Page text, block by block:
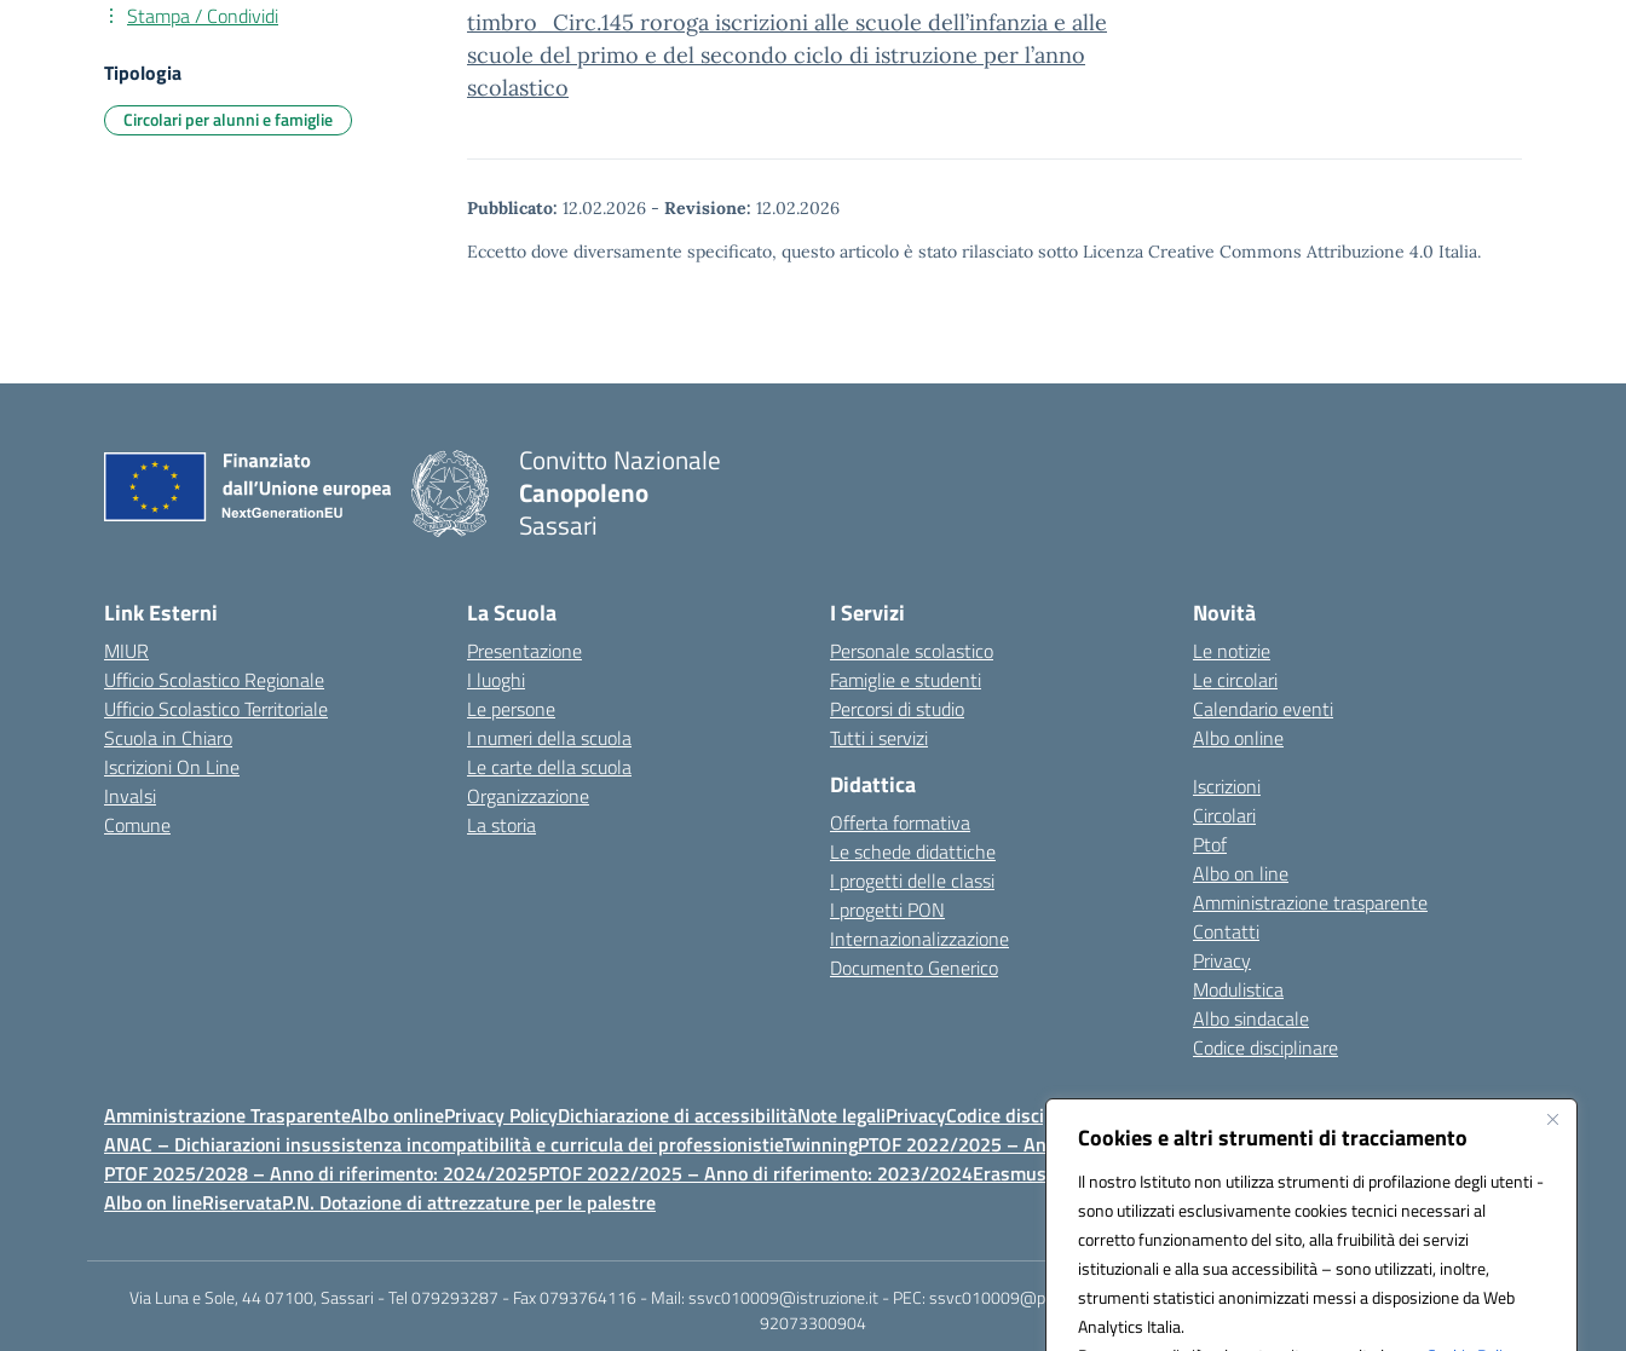
Cookies e altri strumenti di tracciamento
Il nostro Istituto non utilizza strumenti di profilazione degli utenti -
sono utilizzati esclusivamente cookies tecnici necessari al
corretto funzionamento del sito, alla fruibilità dei servizi
istituzionali e alla sua accessibilità – sono utilizzati, inoltre,
strumenti statistici anonimizzati messi a disposizione da Web
Analytics Italia.
timbro_Circ.145 roroga iscrizioni alle scuole dell’infanzia e alle
scuole del primo e del secondo ciclo di istruzione per l’anno
scolastico
Pubblicato: 12.02.2026 - Revisione: 12.02.2026
Eccetto dove diversamente specificato, questo articolo è stato rilasciato sotto Licenza Creative Commons Attribuzione 4.0 Italia.
Stampa / Condividi
Tipologia
Circolari per alunni e famiglie
Convitto Nazionale
Canopoleno
Sassari
Link Esterni
MIUR
Ufficio Scolastico Regionale
Ufficio Scolastico Territoriale
Scuola in Chiaro
Iscrizioni On Line
Invalsi
Comune
La Scuola
Presentazione
I luoghi
Le persone
I numeri della scuola
Le carte della scuola
Organizzazione
La storia
I Servizi
Personale scolastico
Famiglie e studenti
Percorsi di studio
Tutti i servizi
Didattica
Offerta formativa
Le schede didattiche
I progetti delle classi
I progetti PON
Internazionalizzazione
Documento Generico
Novità
Le notizie
Le circolari
Calendario eventi
Albo online
Iscrizioni
Circolari
Ptof
Albo on line
Amministrazione trasparente
Contatti
Privacy
Modulistica
Albo sindacale
Codice disciplinare
Amministrazione TrasparenteAlbo onlinePrivacy PolicyDichiarazione di accessibilitàNote legaliPrivacyCodice disciplinare e di comportamento
ANAC – Dichiarazioni insussistenza incompatibilità e curricula dei professionistieTwinningPTOF 2022/2025 – Anno di riferimento: 2024/2025
PTOF 2025/2028 – Anno di riferimento: 2024/2025PTOF 2022/2025 – Anno di riferimento: 2023/2024Erasmus PTOF 2025/2028 – Anno di riferimento: 2025/2026
Albo on lineRiservataP.N. Dotazione di attrezzature per le palestre
Via Luna e Sole, 44 07100, Sassari - Tel 079293287 - Fax 0793764116 - Mail: ssvc010009@istruzione.it - PEC: ssvc010009@pec.istruzione.it - C.F. / P.IVA Convitto 80000150906 - C.F. Scuole
92073300904